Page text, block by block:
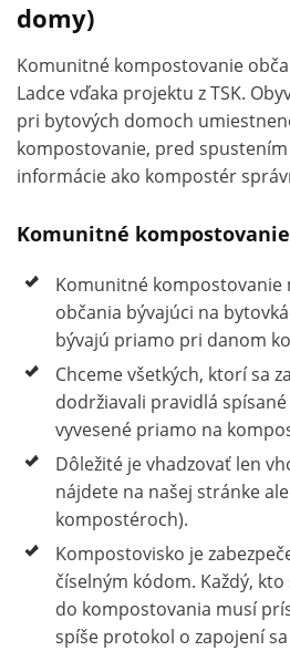
domy)
Komunitné kompostovanie
Ladce vďaka projektu z TSK.
pri bytových domoch
kompostovanie, pred
informácie ako kompostér
Komunitné
Komunitné kompostovanie
občania bývajúci na
bývajú priamo pri danom
Chceme všetkých, ktorí sa
dodržiavali pravidlá
vyvesené priamo na
Dôležité je vhadzovať len
nájdete na našej stránke
kompostéroch).
Kompostovisko je
číselným kódom. Každý,
do kompostovania musí
spíše protokol o zapojení